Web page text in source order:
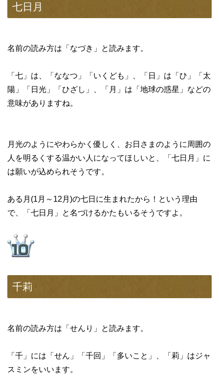
七日月
名前の読み方は「なづき」と読みます。
「七」は、「ななつ」「いくども」、「日」は「ひ」「太
陽」「日光」「ひざし」、「月」は「地球の惑星」などの
意味がありますね。
月光のようにやわらかく優しく、お日さまのように周囲の
人を明るくする温かい人になってほしいと、「七日月」に
は願いが込められそうです。
ある月(1月～12月)の七日に生まれたから！という理由
で、「七日月」と名づけるかたもいるそうですよ。
千莉
名前の読み方は「せんり」と読みます。
「千」には「せん」「千回」「多いこと」、「莉」はジャ
スミンをいいます。